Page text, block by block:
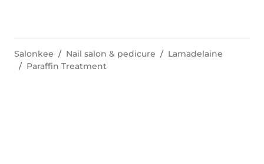
Salonkee Nail salon & pedicure
Lamadelaine
Paraffin Treatment